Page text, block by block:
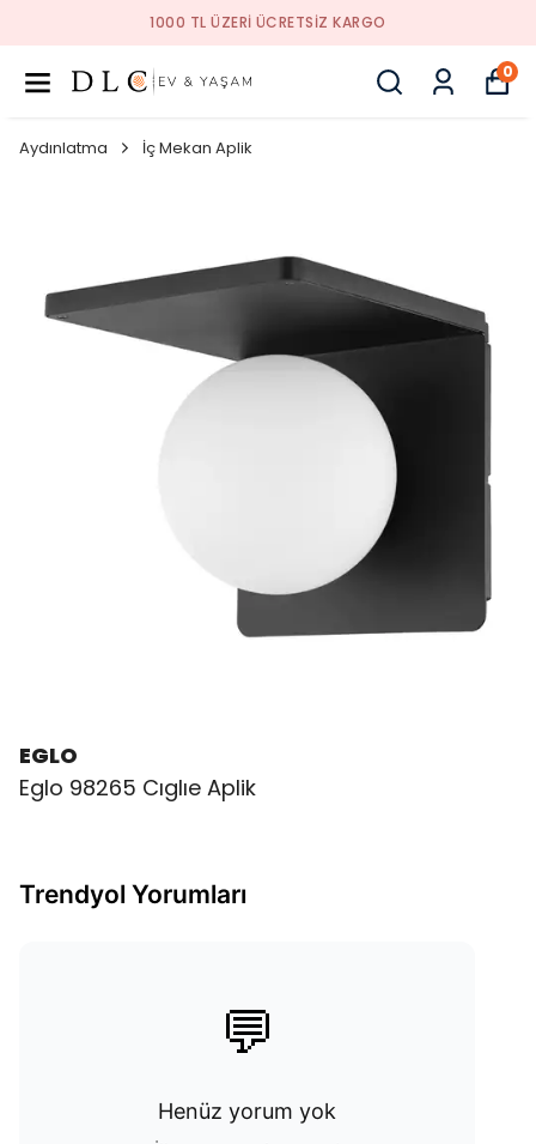
1000 TL ÜZERI ÜCRETSIZ KARGO
0
Aydınlatma İç Mekan Aplik
EGLO
Eglo 98265 Cıglıe Aplik
Trendyol Yorumları
💬
Henüz yorum yok